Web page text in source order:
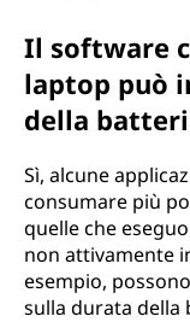
Il software
laptop può
della
Sì, alcune
consumare più
quelle che
non attivamente
esempio,
sulla durata della